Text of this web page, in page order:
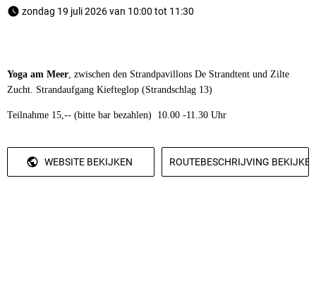
zondag 19 juli 2026 van 10:00 tot 11:30
Yoga am Meer, zwischen den Strandpavillons De Strandtent und Zilte
Zucht. Strandaufgang Kiefteglop (Strandschlag 13)
Teilnahme 15,-- (bitte bar bezahlen) 10.00 -11.30 Uhr
WEBSITE BEKIJKEN ROUTEBESCHRIJVING